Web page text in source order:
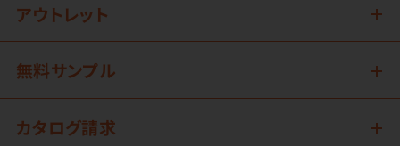
アウトレット
無料サンプル
カタログ請求